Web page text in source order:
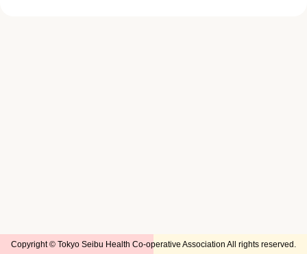
Copyright © Tokyo Seibu Health Co-operative Association All rights reserved.